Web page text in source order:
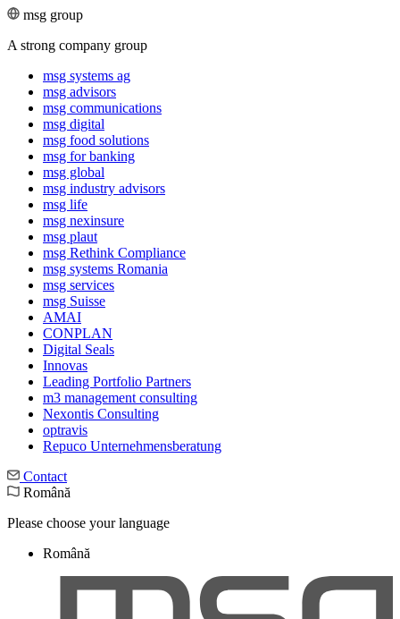
msg group
A strong company group
msg systems ag
msg advisors
msg commu­ni­ca­tions
msg digital
msg food solutions
msg for banking
msg global
msg industry advisors
msg life
msg nexinsure
msg plaut
msg Rethink Compli­ance
msg systems Romania
msg services
msg Suisse
AMAI
CONPLAN
Digital Seals
Innovas
Leading Port­folio Partners
m3 manage­ment consul­ting
Nexontis Consulting
optravis
Repuco Unternehmensberatung
Contact
Română
Please choose your language
Română